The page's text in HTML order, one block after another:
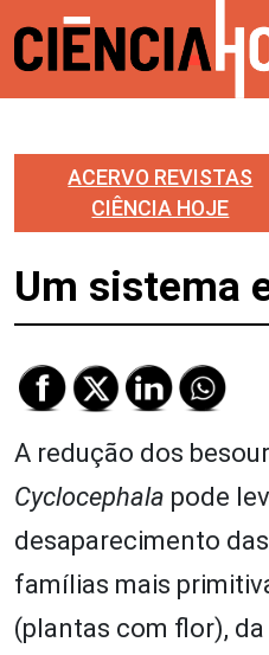
ACERVO REVISTAS
CIÊNCIA HOJE
Um sistema
A redução dos
Cyclocephala pode
desaparecimento
famílias mais
(plantas com flor),